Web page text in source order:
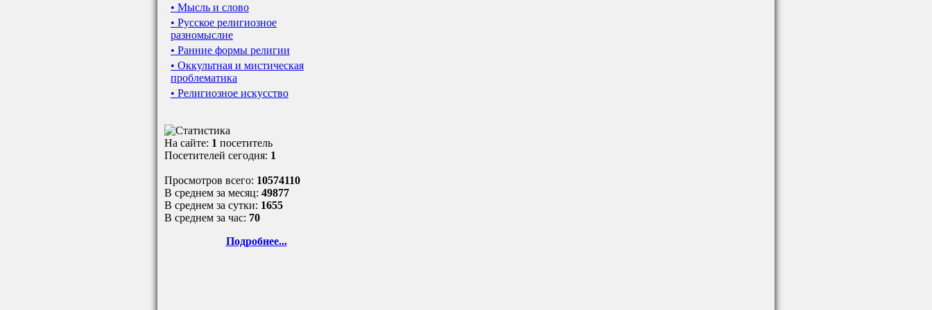
• Мысль и слово
• Русское религиозное
разномыслие
• Ранние формы религии
• Оккультная и мистическая
проблематика
• Религиозное искусство
На сайте: 1 посетитель
Посетителей сегодня: 1
Просмотров всего: 10574110
В среднем за месяц: 49877
В среднем за сутки: 1655
В среднем за час: 70
Подробнее...